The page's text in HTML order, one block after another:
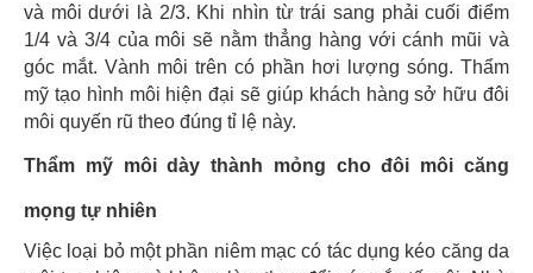
và môi dưới là 2/3. Khi nhìn từ trái sang phải cuối điểm
1/4 và 3/4 của môi sẽ nằm thẳng hàng với cánh mũi và
góc mắt. Vành môi trên có phần hơi lượng sóng. Thẩm
mỹ tạo hình môi hiện đại sẽ giúp khách hàng sở hữu đôi
môi quyến rũ theo đúng tỉ lệ này.
Thẩm mỹ môi dày thành mỏng cho đôi môi căng
mọng tự nhiên
Việc loại bỏ một phần niêm mạc có tác dụng kéo căng da